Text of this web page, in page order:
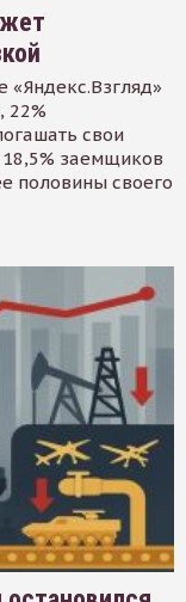
22%
свои
заемщиков
половины своего